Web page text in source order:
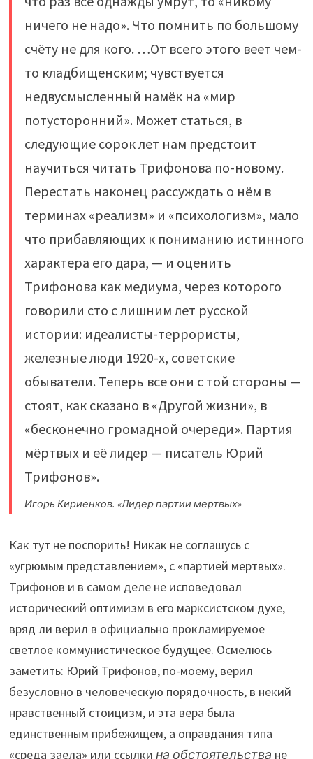
ничего не надо». Что помнить по большому
счёту не для кого. …От всего этого веет чем-
то кладбищенским; чувствуется
недвусмысленный намёк на «мир
потусторонний». Может статься, в
следующие сорок лет нам предстоит
научиться читать Трифонова по-новому.
Перестать наконец рассуждать о нём в
терминах «реализм» и «психологизм», мало
что прибавляющих к пониманию истинного
характера его дара, — и оценить
Трифонова как медиума, через которого
говорили сто с лишним лет русской
истории: идеалисты-террористы,
железные люди 1920-х, советские
обыватели. Теперь все они с той стороны —
стоят, как сказано в «Другой жизни», в
«бесконечно громадной очереди». Партия
мёртвых и её лидер — писатель Юрий
Трифонов».
Игорь Кириенков. «Лидер партии мертвых»
Как тут не поспорить! Никак не соглашусь с
«угрюмым представлением», с «партией мертвых».
Трифонов и в самом деле не исповедовал
исторический оптимизм в его марксистском духе,
вряд ли верил в официально прокламируемое
светлое коммунистическое будущее. Осмелюсь
заметить: Юрий Трифонов, по-моему, верил
безусловно в человеческую порядочность, в некий
нравственный стоицизм, и эта вера была
единственным прибежищем, а оправдания типа
«среда заела» или ссылки на обстоятельства не